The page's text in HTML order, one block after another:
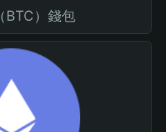
BTC）錢包